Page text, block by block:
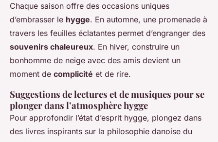
Chaque saison offre des occasions uniques
d’embrasser le hygge. En automne, une promenade à
travers les feuilles éclatantes permet d’engranger des
souvenirs chaleureux. En hiver, construire un
bonhomme de neige avec des amis devient un
moment de complicité et de rire.
Suggestions de lectures et de musiques pour se
plonger dans l’atmosphère hygge
Pour approfondir l’état d’esprit hygge, plongez dans
des livres inspirants sur la philosophie danoise du